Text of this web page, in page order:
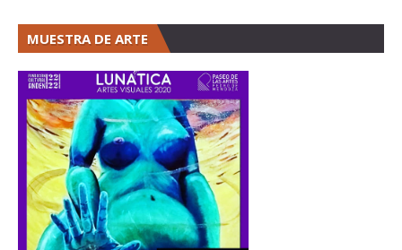
MUESTRA DE ARTE